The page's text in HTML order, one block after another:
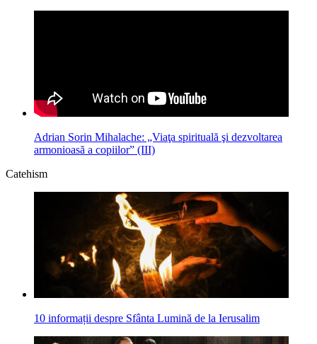
Adrian Sorin Mihalache: „Viaţa spirituală şi dezvoltarea
armonioasă a copiilor” (III)
Catehism
10 informații despre Sfânta Lumină de la Ierusalim